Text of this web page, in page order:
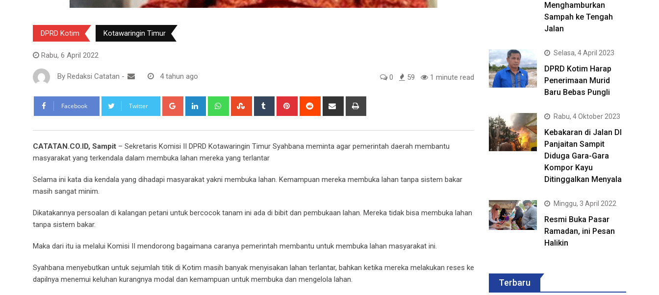
DPRD Kotim Kotawaringin Timur
Rabu, 6 April 2022
By Redaksi Catatan - 4 tahun ago 0 59 1 minute read
Facebook Twitter Google+ LinkedIn WhatsappStumbleUpon
Tumblr Pinterest Reddit
Share
CATATAN.CO.ID, Sampit – Sekretaris Komisi II DPRD Kotawaringin Timur Syahbana meminta agar pemerintah daerah membantu
masyarakat yang terkendala dalam membuka lahan mereka yang terlantar
Selama ini kata dia kendala yang dihadapi masyarakat yakni membuka lahan. Kemampuan mereka membuka lahan tanpa sistem bakar
masih sangat minim.
Dikatakannya persoalan di kalangan petani untuk bercocok tanam ini ada di bibit dan pembukaan lahan. Mereka tidak bisa membuka lahan
tanpa sistem bakar.
Maka dari itu ia melalui Komisi II mendorong bagaimana caranya pemerintah membantu untuk membuka lahan masyarakat ini.
Syahbana menyebutkan untuk sejumlah titik di Kotim masih banyak menyisakan lahan terlantar, bahkan ketika mereka melakukan reses ke
dapilnya menemui keluhan kurangnya modal dan kemampuan untuk membuka dan mengelola lahan.
Menghamburkan
Sampah ke Tengah
Jalan
Selasa, 4 April 2023
DPRD Kotim Harap
Penerimaan Murid
Baru Bebas Pungli
Rabu, 4 Oktober 2023
Kebakaran di Jalan DI
Panjaitan Sampit
Diduga Gara-Gara
Kompor Kayu
Ditinggalkan Menyala
Minggu, 3 April 2022
Resmi Buka Pasar
Ramadan, ini Pesan
Halikin
Terbaru